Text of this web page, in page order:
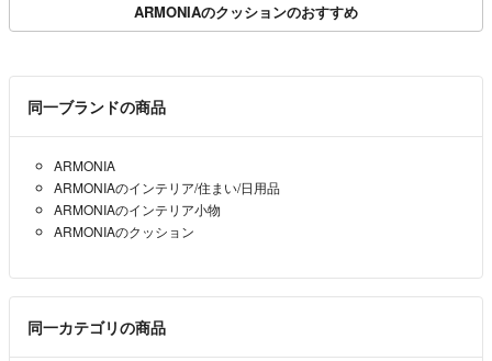
ARMONIAのクッションのおすすめ
同一ブランドの商品
ARMONIA
ARMONIAのインテリア/住まい/日用品
ARMONIAのインテリア小物
ARMONIAのクッション
同一カテゴリの商品